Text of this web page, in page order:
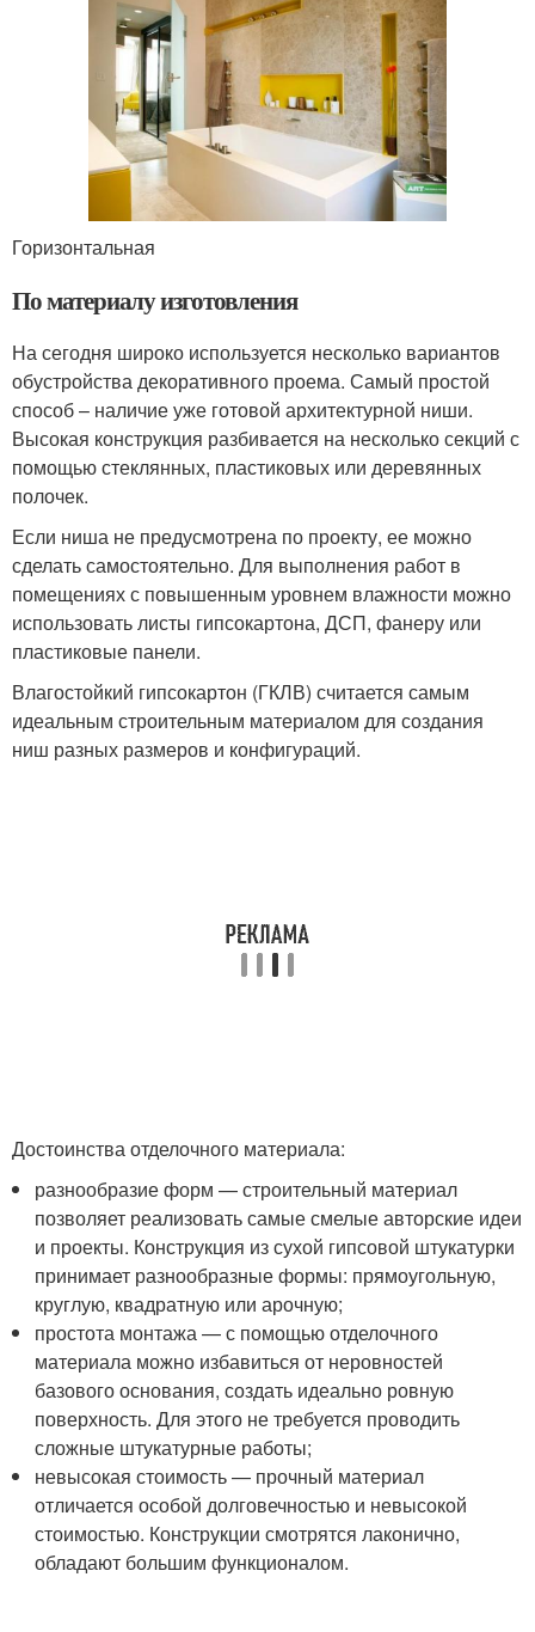
Горизонтальная
По материалу изготовления
На сегодня широко используется несколько вариантов
обустройства декоративного проема. Самый простой
способ – наличие уже готовой архитектурной ниши.
Высокая конструкция разбивается на несколько секций с
помощью стеклянных, пластиковых или деревянных
полочек.
Если ниша не предусмотрена по проекту, ее можно
сделать самостоятельно. Для выполнения работ в
помещениях с повышенным уровнем влажности можно
использовать листы гипсокартона, ДСП, фанеру или
пластиковые панели.
Влагостойкий гипсокартон (ГКЛВ) считается самым
идеальным строительным материалом для создания
ниш разных размеров и конфигураций.
Достоинства отделочного материала:
разнообразие форм — строительный материал
позволяет реализовать самые смелые авторские идеи
и проекты. Конструкция из сухой гипсовой штукатурки
принимает разнообразные формы: прямоугольную,
круглую, квадратную или арочную;
простота монтажа — с помощью отделочного
материала можно избавиться от неровностей
базового основания, создать идеально ровную
поверхность. Для этого не требуется проводить
сложные штукатурные работы;
невысокая стоимость — прочный материал
отличается особой долговечностью и невысокой
стоимостью. Конструкции смотрятся лаконично,
обладают большим функционалом.